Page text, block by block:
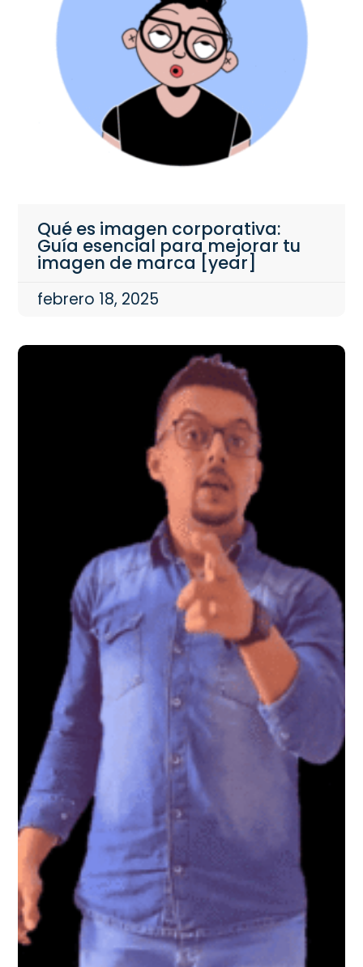
Qué es imagen corporativa:
Guía esencial para mejorar tu
imagen de marca [year]
febrero 18, 2025